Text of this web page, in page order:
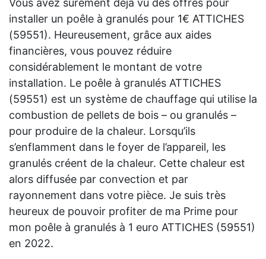
Vous avez sûrement déjà vu des offres pour
installer un poêle à granulés pour 1€ ATTICHES
(59551). Heureusement, grâce aux aides
financières, vous pouvez réduire
considérablement le montant de votre
installation. Le poêle à granulés ATTICHES
(59551) est un système de chauffage qui utilise la
combustion de pellets de bois – ou granulés –
pour produire de la chaleur. Lorsqu’ils
s’enflamment dans le foyer de l’appareil, les
granulés créent de la chaleur. Cette chaleur est
alors diffusée par convection et par
rayonnement dans votre pièce. Je suis très
heureux de pouvoir profiter de ma Prime pour
mon poêle à granulés à 1 euro ATTICHES (59551)
en 2022.